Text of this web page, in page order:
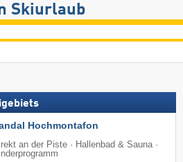
Skiurlaub
Hochmontafon
an der Piste · Hallenbad & Sauna ·